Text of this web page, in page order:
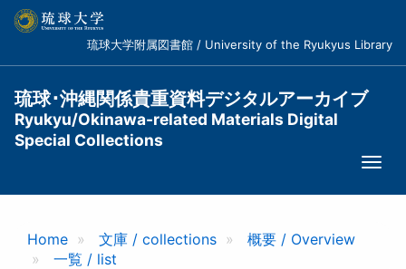
コ
琉球大学附属図書館 / University of the Ryukyus Library
琉球･沖縄関係貴重資料デジタルアーカイブ
Ryukyu/Okinawa-related Materials Digital
Special Collections
Home 文庫 / collections
概要 / Overview
一覧 / list